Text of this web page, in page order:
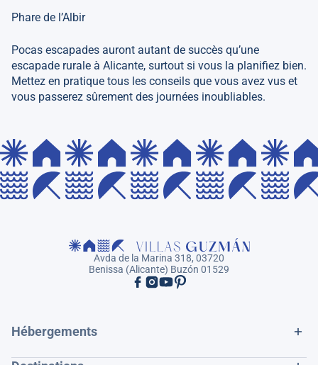
Phare de l’Albir
Pocas escapades auront autant de succès qu’une
escapade rurale à Alicante, surtout si vous la planifiez bien.
Mettez en pratique tous les conseils que vous avez vus et
vous passerez sûrement des journées inoubliables.
Avda de la Marina 318, 03720
Benissa (Alicante) Buzón 01529
Hébergements